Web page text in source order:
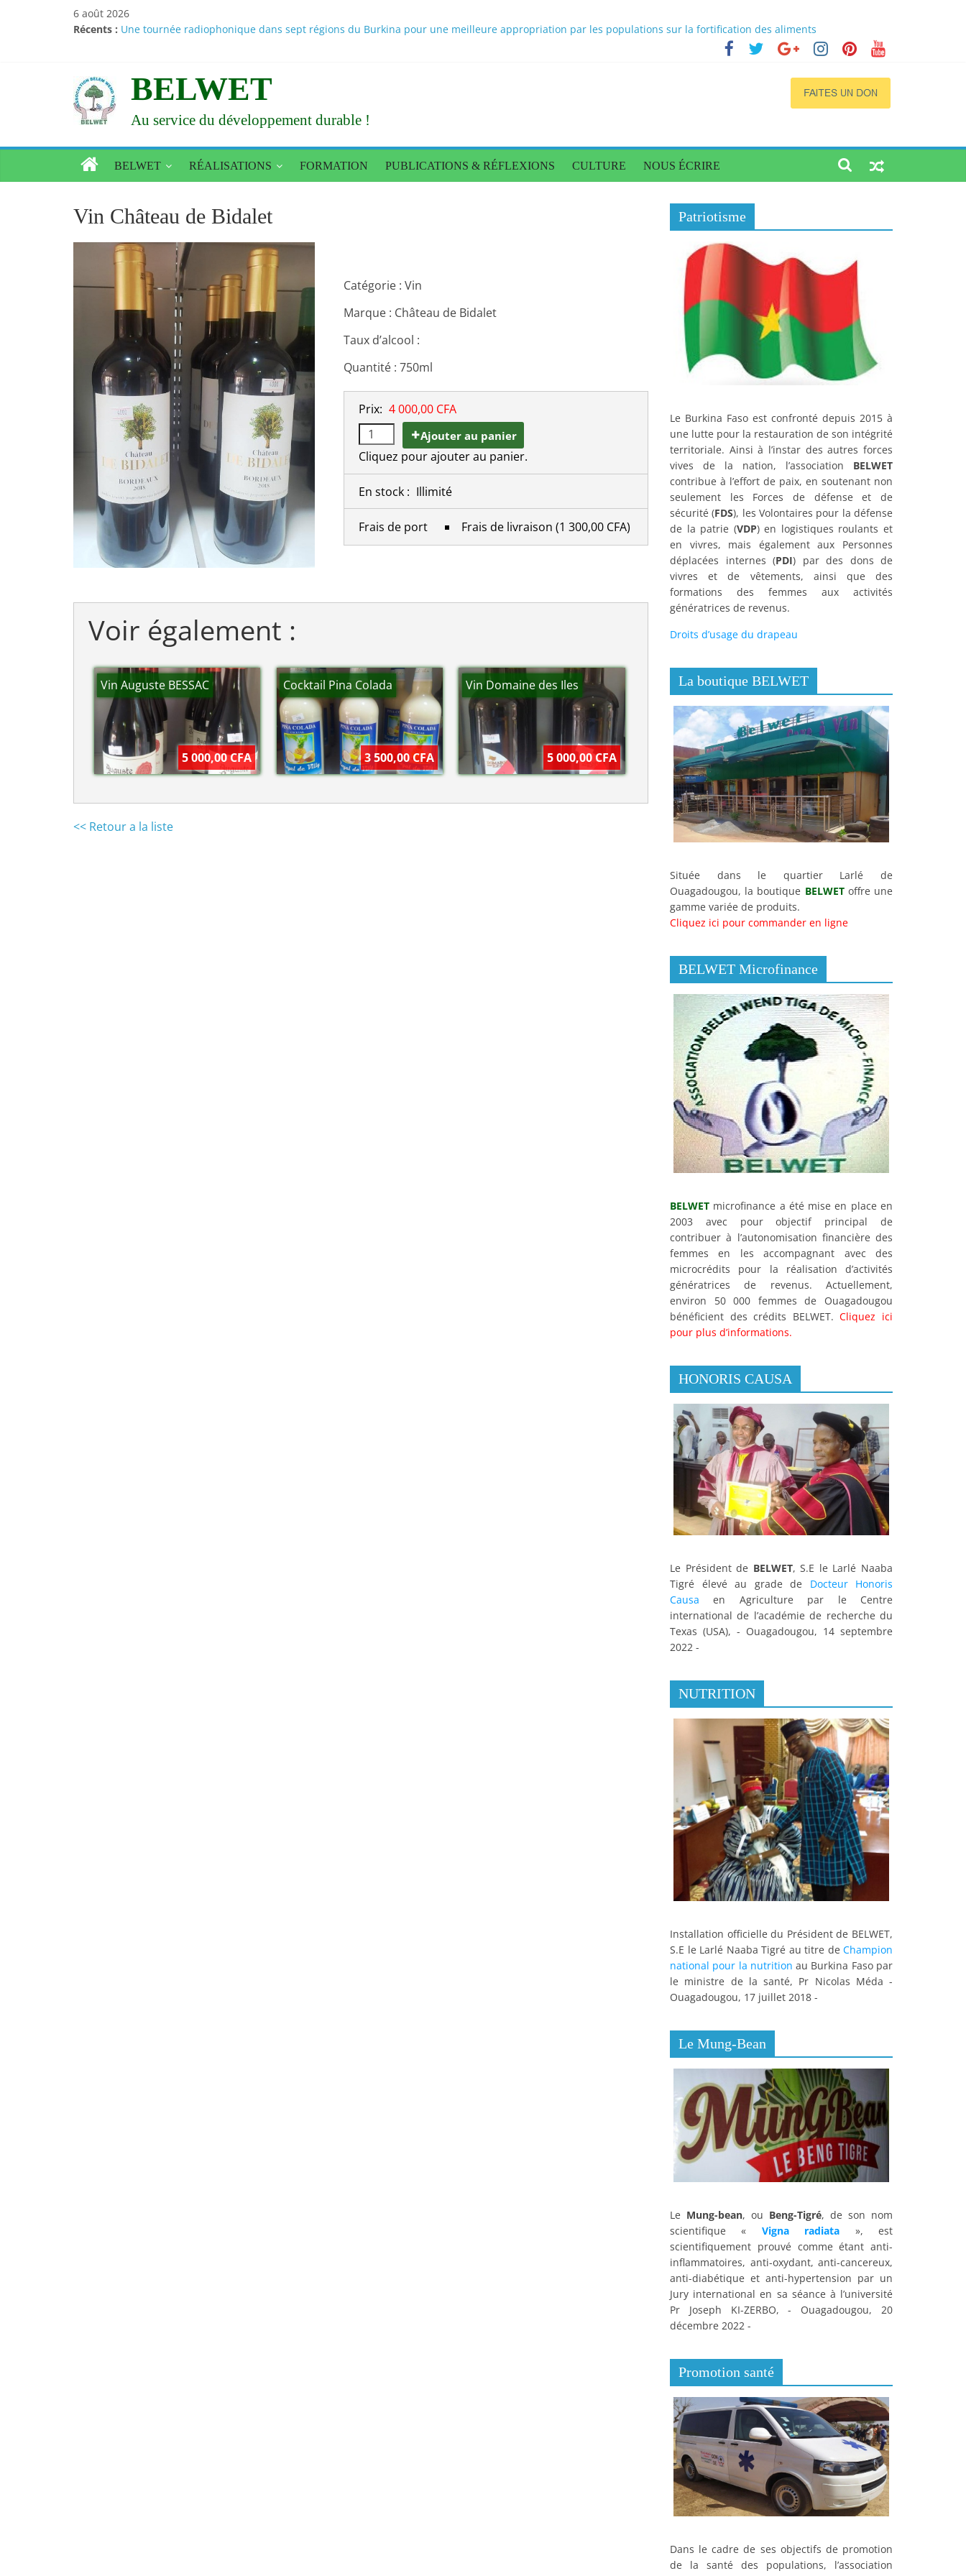
6 août 2026
Récents : Une tournée radiophonique dans sept régions du Burkina pour une meilleure appropriation par les populations sur la fortification des aliments
Amélioration de l’état alimentaire et nuritionnel des populations : une caravane de presse pour constater la situation dans quatre régions du Burkina
Le Larlé Naaba Tigré consacre sa XXXVI année de règne
Vœux du nouvel an 2026 : Le Larlé Naaba Tigré donne des orientations pour une production alimentaire endogène de qualité et accessible
BELWET
Au service du développement durable !
BELWET RÉALISATIONS FORMATION PUBLICATIONS & RÉFLEXIONS CULTURE NOUS ÉCRIRE
Vin Château de Bidalet
Catégorie : Vin
Marque : Château de Bidalet
Taux d’alcool :
Quantité : 750ml
Prix: 4 000,00 CFA
Ajouter au panier
Cliquez pour ajouter au panier.
En stock : Illimité
Frais de port Frais de livraison (1 300,00 CFA)
Voir également :
Vin Auguste BESSAC
5 000,00 CFA
Cocktail Pina Colada
3 500,00 CFA
Vin Domaine des Iles
5 000,00 CFA
<< Retour a la liste
Patriotisme
Le Burkina Faso est confronté depuis 2015 à
une lutte pour la restauration de son intégrité
territoriale. Ainsi à l’instar des autres forces
vives de la nation, l’association BELWET
contribue à l’effort de paix, en soutenant non
seulement les Forces de défense et de
sécurité (FDS), les Volontaires pour la défense
de la patrie (VDP) en logistiques roulants et
en vivres, mais également aux Personnes
déplacées internes (PDI) par des dons de
vivres et de vêtements, ainsi que des
formations des femmes aux activités
génératrices de revenus.
Droits d’usage du drapeau
La boutique BELWET
Située dans le quartier Larlé de
Ouagadougou, la boutique BELWEToffre une
gamme variée de produits.
Cliquez ici pour commander en ligne
BELWET Microfinance
BELWET microfinance a été mise en place en
2003 avec pour objectif principal de
contribuer à l’autonomisation financière des
femmes en les accompagnant avec des
microcrédits pour la réalisation d’activités
génératrices de revenus. Actuellement,
environ 50 000 femmes de Ouagadougou
bénéficient des crédits BELWET.Cliquez ici
pour plus d’informations.
HONORIS CAUSA
Le Président de BELWET, S.E le Larlé Naaba
Tigré élevé au grade de Docteur Honoris
Causa en Agriculture par le Centre
international de l’académie de recherche du
Texas (USA), - Ouagadougou, 14 septembre
2022 -
NUTRITION
Installation officielle du Président de BELWET,
S.E le Larlé Naaba Tigré au titre de Champion
national pour la nutrition au Burkina Faso par
le ministre de la santé, Pr Nicolas Méda -
Ouagadougou, 17 juillet 2018 -
Le Mung-Bean
Le Mung-bean, ou Beng-Tigré, de son nom
scientifique « Vigna radiata », est
scientifiquement prouvé comme étant anti-
inflammatoires, anti-oxydant, anti-cancereux,
anti-diabétique et anti-hypertension par un
Jury international en sa séance à l’université
Pr Joseph KI-ZERBO, - Ouagadougou, 20
décembre 2022 -
Promotion santé
Dans le cadre de ses objectifs de promotion
de la santé des populations, l’association